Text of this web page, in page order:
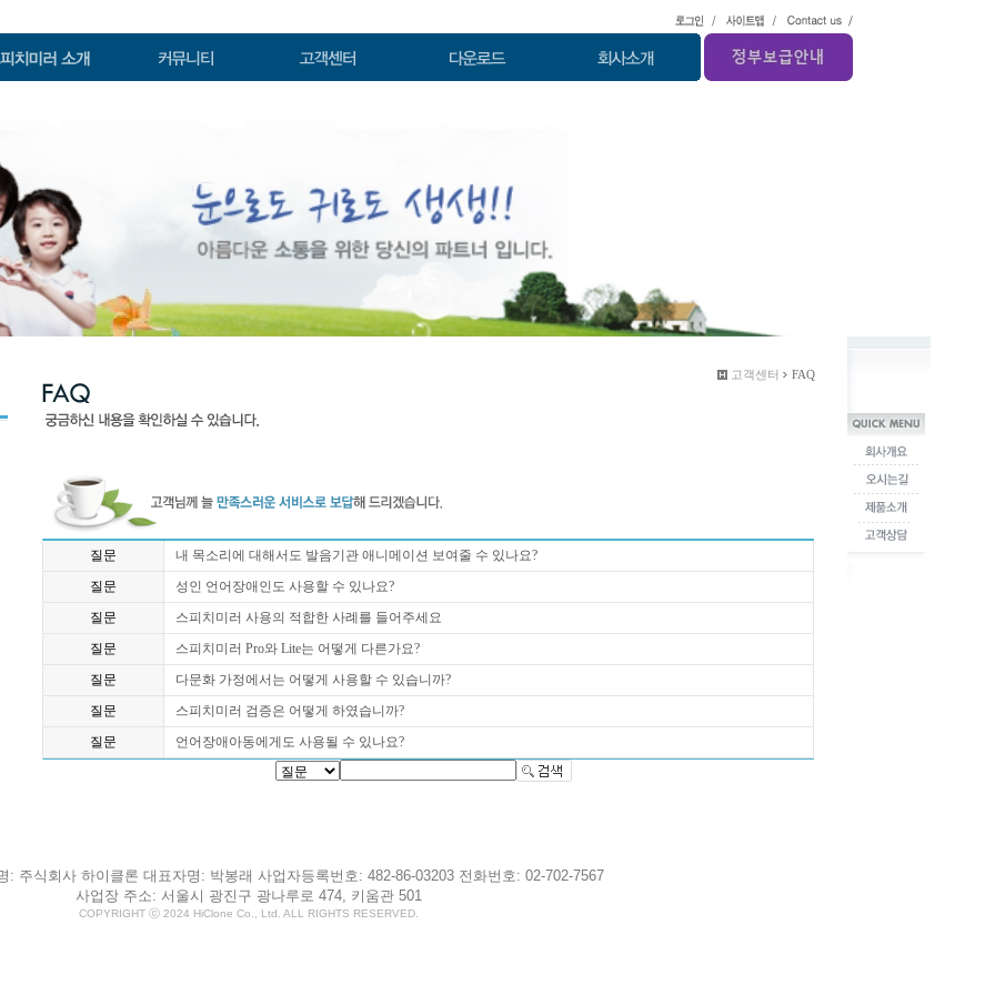
고객센터 FAQ
질문
내 목소리에 대해서도 발음기관 애니메이션 보여줄 수 있나요?
질문
성인 언어장애인도 사용할 수 있나요?
질문
스피치미러 사용의 적합한 사례를 들어주세요
질문
스피치미러 Pro와 Lite는 어떻게 다른가요?
질문
다문화 가정에서는 어떻게 사용할 수 있습니까?
질문
스피치미러 검증은 어떻게 하였습니까?
질문
언어장애아동에게도 사용될 수 있나요?
: 주식회사 하이클론 대표자명: 박봉래 사업자등록번호: 482-86-03203 전화번호: 02-702-7567
사업장 주소: 서울시 광진구 광나루로 474, 키움관 501
COPYRIGHT ⓒ 2024 HiClone Co., Ltd. ALL RIGHTS RESERVED.